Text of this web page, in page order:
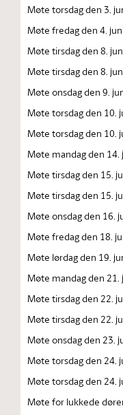
Møte torsdag den 3.
Møte fredag den 4.
Møte tirsdag den 8.
Møte tirsdag den 8.
Møte onsdag den 9.
Møte torsdag den 10.
Møte torsdag den 10.
Møte mandag den 14.
Møte tirsdag den 15.
Møte tirsdag den 15.
Møte onsdag den 16.
Møte fredag den 18.
Møte lørdag den 19.
Møte mandag den 21.
Møte tirsdag den 22.
Møte tirsdag den 22.
Møte onsdag den 23.
Møte torsdag den 24.
Møte torsdag den 24.
Møte for lukkede